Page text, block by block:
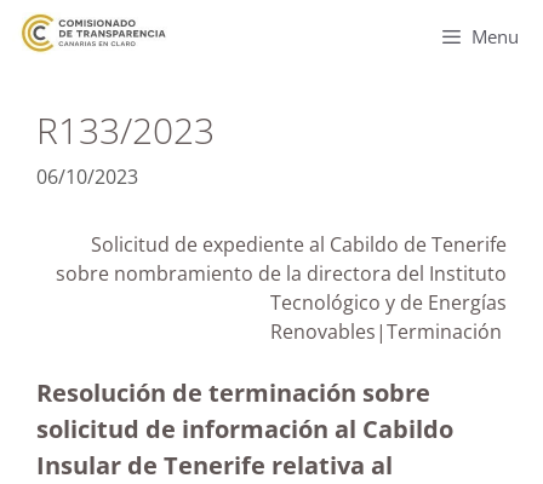
Menu
R133/2023
06/10/2023
Solicitud de expediente al Cabildo de Tenerife
sobre nombramiento de la directora del Instituto
Tecnológico y de Energías
Renovables|Terminación
Resolución de terminación sobre
solicitud de información al Cabildo
Insular de Tenerife relativa al